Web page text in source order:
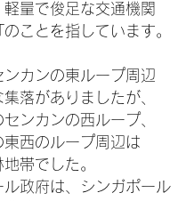
軽量で俊足な交通機関
ことを指しています。
ンカンの東ループ周辺
落がありましたが、
ンカンの西ループ、
東西のループ周辺は
帯でした。
ル政府は、シンガポール